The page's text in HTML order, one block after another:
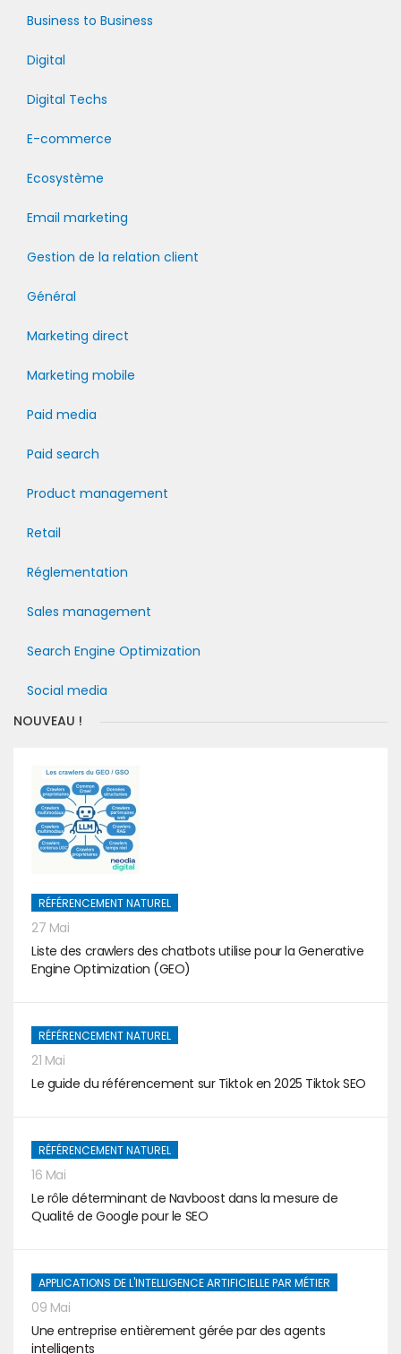
Business to Business
Digital
Digital Techs
E-commerce
Ecosystème
Email marketing
Gestion de la relation client
Général
Marketing direct
Marketing mobile
Paid media
Paid search
Product management
Retail
Réglementation
Sales management
Search Engine Optimization
Social media
NOUVEAU !
RÉFÉRENCEMENT NATUREL
27 Mai
Liste des crawlers des chatbots utilise pour la Generative
Engine Optimization (GEO)
RÉFÉRENCEMENT NATUREL
21 Mai
Le guide du référencement sur Tiktok en 2025 Tiktok SEO
RÉFÉRENCEMENT NATUREL
16 Mai
Le rôle déterminant de Navboost dans la mesure de
Qualité de Google pour le SEO
APPLICATIONS DE L'INTELLIGENCE ARTIFICIELLE PAR MÉTIER
09 Mai
Une entreprise entièrement gérée par des agents
intelligents